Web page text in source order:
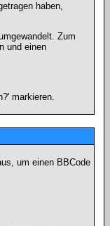
haben,
Zum
und einen
markieren.
um einen BBCode